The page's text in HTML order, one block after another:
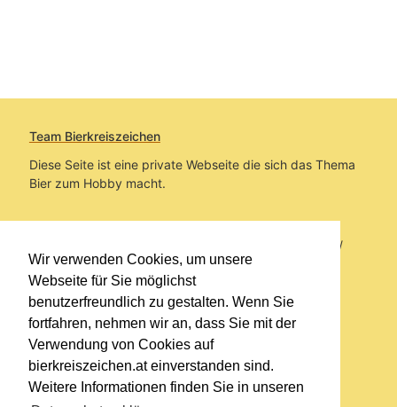
Wir verwenden Cookies, um unsere
Webseite für Sie möglichst
benutzerfreundlich zu gestalten. Wenn Sie
fortfahren, nehmen wir an, dass Sie mit der
Verwendung von Cookies auf
bierkreiszeichen.at einverstanden sind.
Weitere Informationen finden Sie in unseren
Team Bierkreiszeichen
Diese Seite ist eine private Webseite die sich das Thema
Bier zum Hobby macht.
Sie befinden sich auf https://www.bierkreiszeichen.at/
im Pfad:Übers Bier/Biersorten
Erstellt: 2024-02-01
Links
Kontakt
Impressum